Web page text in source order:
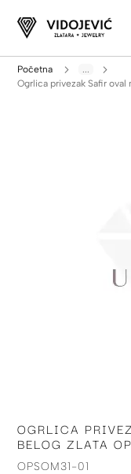
Početna
...
Ogrlica privezak Safir oval
Skip
to
the
OGRLICA
BELOG ZLATA
OPSOM31-01